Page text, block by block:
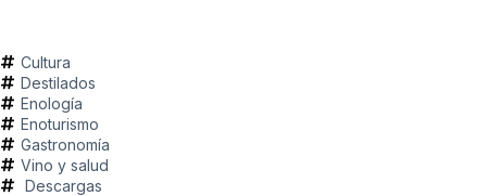
Cultura
Destilados
Enología
Enoturismo
Gastronomía
Vino y salud
Descargas